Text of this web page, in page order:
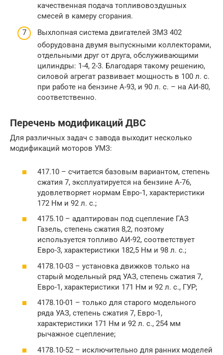
качественная подача топливовоздушных
смесей в камеру сгорания.
Выхлопная система двигателей ЗМЗ 402
оборудована двумя выпускными коллекторами,
отдельными друг от друга, обслуживающими
цилиндры: 1-4, 2-3. Благодаря такому решению,
силовой агрегат развивает мощность в 100 л. с.
при работе на бензине А-93, и 90 л. с. – на АИ-80,
соответственно.
Перечень модификаций ДВС
Для различных задач с завода выходит несколько
модификаций моторов УМЗ:
417.10 – считается базовым вариантом, степень
сжатия 7, эксплуатируется на бензине А-76,
удовлетворяет нормам Евро-1, характеристики
172 Нм и 92 л. с.;
4175.10 – адаптирован под сцепление ГАЗ
Газель, степень сжатия 8,2, поэтому
используется топливо АИ-92, соответствует
Евро-3, характеристики 182,5 Нм и 98 л. с.;
4178.10-03 – установка движков только на
старый модельный ряд УАЗ, степень сжатия 7,
Евро-1, характеристики 171 Нм и 92 л. с., ГУР;
4178.10-01 – только для старого модельного
ряда УАЗ, степень сжатия 7, Евро-1,
характеристики 171 Нм и 92 л. с., 254 мм
рычажное сцепление;
4178.10-52 – исключительно для ранних моделей